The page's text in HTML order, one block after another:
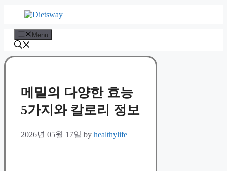
Menu
메밀의 다양한 효능
5가지와 칼로리 정보
2026년 05월 17일 by healthylife